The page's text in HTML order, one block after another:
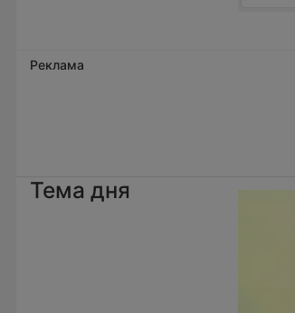
Реклама
Тема дня